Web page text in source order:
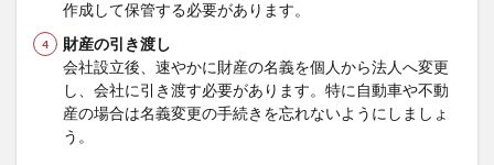
作成して保管する必要があります。
財産の引き渡し
会社設立後、速やかに財産の名義を個人から法人へ変更
し、会社に引き渡す必要があります。特に自動車や不動
産の場合は名義変更の手続きを忘れないようにしましょ
う。